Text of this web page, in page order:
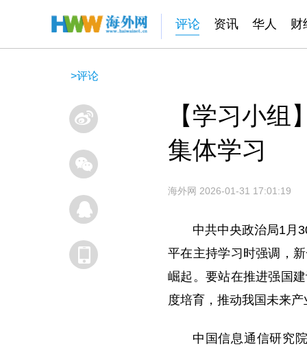
评论 资讯 华人 财
>评论
【学习小
集体学习
海外网 2026-01-31 17:01:19
中共中央政治局1月
平在主持学习时强调，
崛起。要站在推进强国
度培育，推动我国未来
中国信息通信研究